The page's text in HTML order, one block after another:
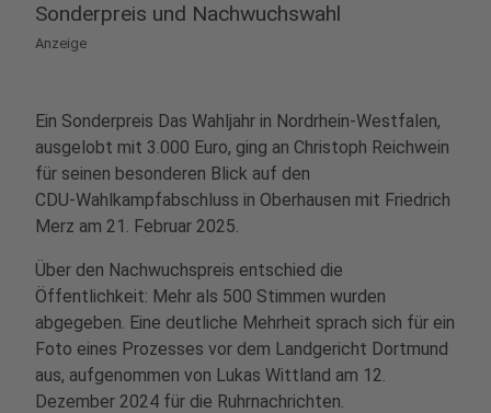
Sonderpreis und Nachwuchswahl
Anzeige
Ein Sonderpreis Das Wahljahr in Nordrhein‑Westfalen,
ausgelobt mit 3.000 Euro, ging an Christoph Reichwein
für seinen besonderen Blick auf den
CDU‑Wahlkampfabschluss in Oberhausen mit Friedrich
Merz am 21. Februar 2025.
Über den Nachwuchspreis entschied die
Öffentlichkeit: Mehr als 500 Stimmen wurden
abgegeben. Eine deutliche Mehrheit sprach sich für ein
Foto eines Prozesses vor dem Landgericht Dortmund
aus, aufgenommen von Lukas Wittland am 12.
Dezember 2024 für die Ruhrnachrichten.